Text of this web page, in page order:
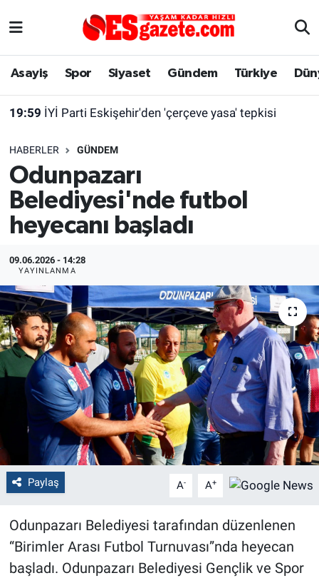
Asayiş Spor Siyaset Gündem Türkiye
19:59 İYİ Parti Eskişehir'den 'çerçeve yasa' tepkisi
HABERLER GÜNDEM
Odunpazarı
Belediyesi'nde futbol
heyecanı başladı
09.06.2026 - 14:28
YAYINLANMA
Paylaş A- A+
Odunpazarı Belediyesi tarafından düzenlenen
“Birimler Arası Futbol Turnuvası”nda heyecan
başladı. Odunpazarı Belediyesi Gençlik ve Spor
Asayiş
Gündem
Türkiye
Dünya
Sağlık
Alış-Veriş/İş dünyası
Yaşam
Eskişehirspor Arşivi
Eskişehir Arşivi
Röportaj
Ekonomi
Kültür Sanat
Politika
Bilecik
Kütahya
Gezi
Genel
Çevre
Yerel
Eskişehir Nöbetçi Eczaneler
Süper Lig Puan Durumu ve Fikstür
Tüm Manşetler
Son Dakika Haberleri
Haber Arşivi